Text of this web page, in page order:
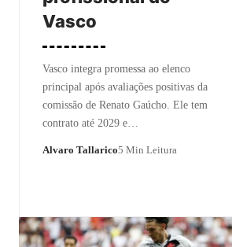
Vasco
Vasco integra promessa ao elenco
principal após avaliações positivas da
comissão de Renato Gaúcho. Ele tem
contrato até 2029 e…
Alvaro Tallarico5 Min Leitura